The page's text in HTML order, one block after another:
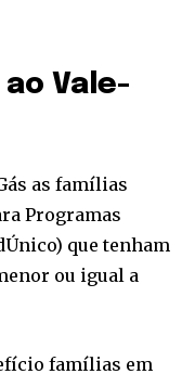
Vale-
as famílias
Programas
que tenham
ou igual a
famílias em